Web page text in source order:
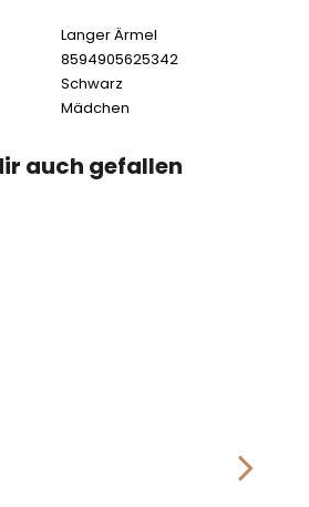
Langer Ärmel
8594905625342
Schwarz
Mädchen
auch gefallen